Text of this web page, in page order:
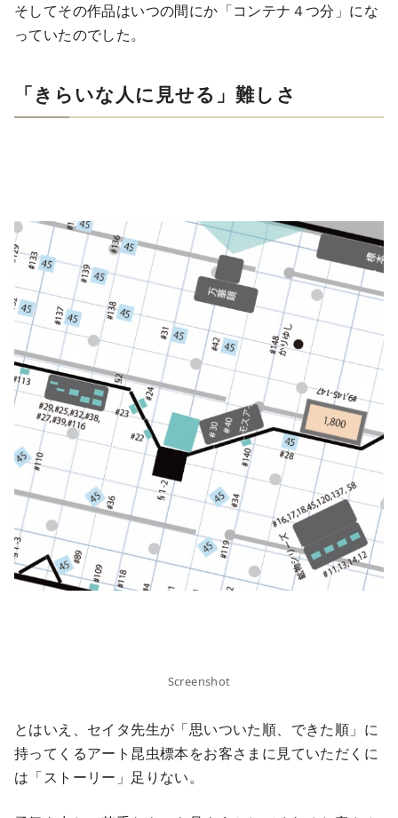
そしてその作品はいつの間にか「コンテナ４つ分」にな
っていたのでした。
「きらいな人に見せる」難しさ
Screenshot
とはいえ、セイタ先生が「思いついた順、できた順」に
持ってくるアート昆虫標本をお客さまに見ていただくに
は「ストーリー」足りない。